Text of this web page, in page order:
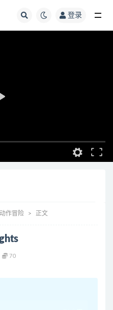
登录
动作冒险 正文
70